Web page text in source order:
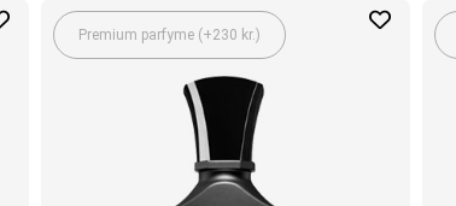
Premium parfyme (+230 kr.)